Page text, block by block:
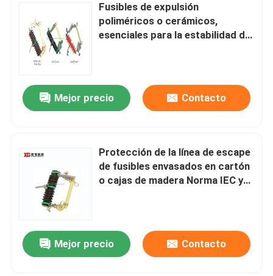
Fusibles de expulsión
poliméricos o cerámicos,
esenciales para la estabilidad de
Mejor precio Contacto
Protección de la línea de escape
de fusibles envasados en cartón
o cajas de madera Norma IEC y
Mejor precio Contacto